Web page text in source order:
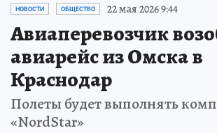
НОВОСТИ ОБЩЕСТВО 22 мая 2026 9:44
Авиаперевозчик
авиарейс из Омска в
Краснодар
Полеты будет выполнять
«NordStar»